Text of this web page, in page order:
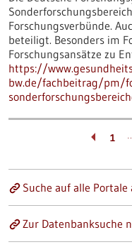
Forschungsverbünde.
beteiligt. Besonders im
Forschungsansätze zu
https://
bw.de/fachbeitrag/pm/
1
Suche auf alle Portale
Zur Datenbanksuche